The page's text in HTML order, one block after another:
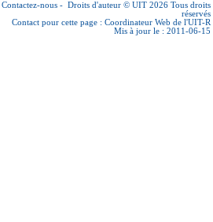
Contactez-nous - Droits d'auteur © UIT 2026 Tous droits
réservés
Contact pour cette page : Coordinateur Web de l'UIT-R
Mis à jour le : 2011-06-15